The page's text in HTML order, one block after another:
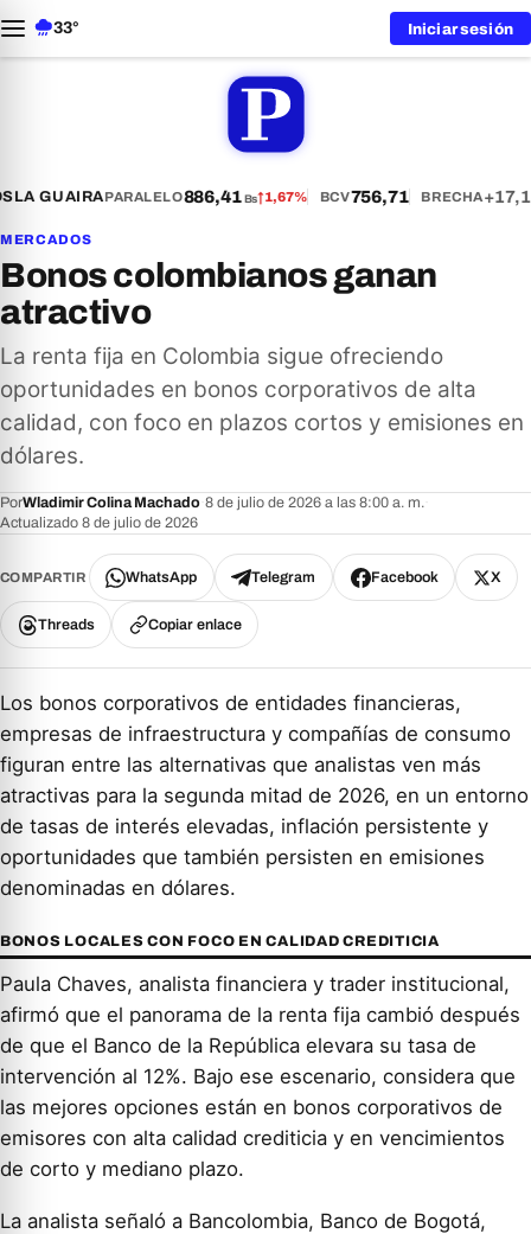
33° Iniciar sesión
LA GUAIRAPARALELO886,41Bs↑1,67% BCV756,71 BRECHA
MERCADOS
Bonos colombianos ganan
atractivo
La renta fija en Colombia sigue ofreciendo
oportunidades en bonos corporativos de alta
calidad, con foco en plazos cortos y emisiones en
dólares.
PorWladimir Colina Machado 8 de julio de 2026 a las 8:00 a. m.
Actualizado 8 de julio de 2026
COMPARTIR WhatsApp Telegram Facebook X
Threads Copiar enlace
Los bonos corporativos de entidades financieras,
empresas de infraestructura y compañías de consumo
figuran entre las alternativas que analistas ven más
atractivas para la segunda mitad de 2026, en un entorno
de tasas de interés elevadas, inflación persistente y
oportunidades que también persisten en emisiones
denominadas en dólares.
BONOS LOCALES CON FOCO EN CALIDAD CREDITICIA
Paula Chaves, analista financiera y trader institucional,
afirmó que el panorama de la renta fija cambió después
de que el Banco de la República elevara su tasa de
intervención al 12%. Bajo ese escenario, considera que
las mejores opciones están en bonos corporativos de
emisores con alta calidad crediticia y en vencimientos
de corto y mediano plazo.
La analista señaló a Bancolombia, Banco de Bogotá,